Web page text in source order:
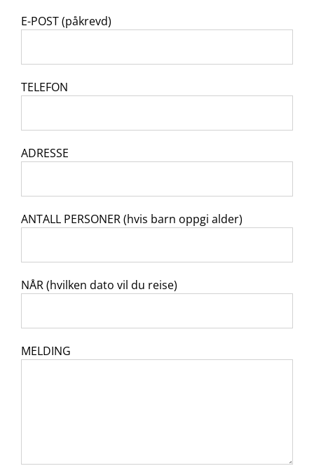
E-POST (påkrevd)
TELEFON
ADRESSE
ANTALL PERSONER (hvis barn oppgi alder)
NÅR (hvilken dato vil du reise)
MELDING